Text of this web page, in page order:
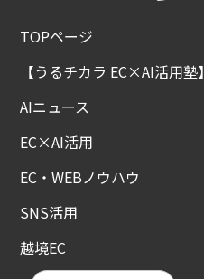
TOPページ
【うるチカラ EC×AI活用塾】
AIニュース
EC×AI活用
EC・WEBノウハウ
SNS活用
越境EC